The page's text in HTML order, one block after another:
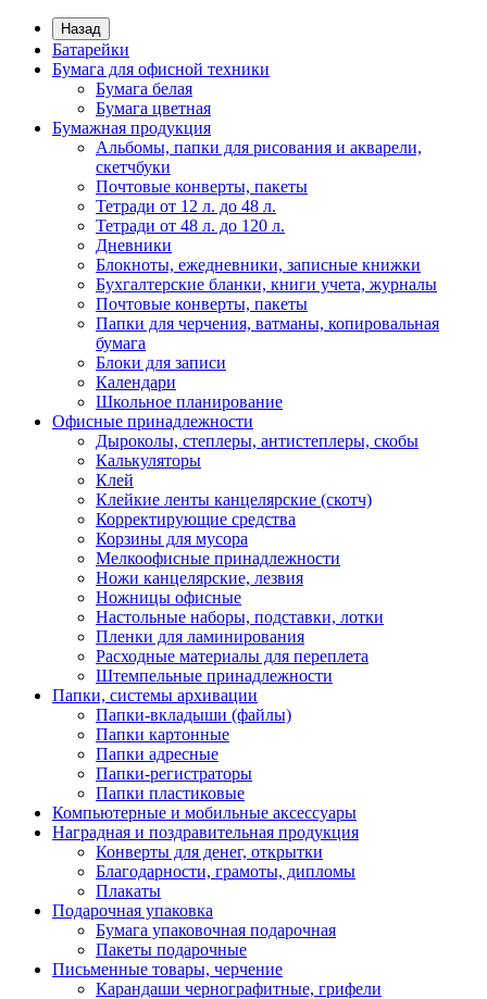
Назад
Батарейки
Бумага для офисной техники
Бумага белая
Бумага цветная
Бумажная продукция
Альбомы, папки для рисования и акварели,
скетчбуки
Почтовые конверты, пакеты
Тетради от 12 л. до 48 л.
Тетради от 48 л. до 120 л.
Дневники
Блокноты, ежедневники, записные книжки
Бухгалтерские бланки, книги учета, журналы
Почтовые конверты, пакеты
Папки для черчения, ватманы, копировальная
бумага
Блоки для записи
Календари
Школьное планирование
Офисные принадлежности
Дыроколы, степлеры, антистеплеры, скобы
Калькуляторы
Клей
Клейкие ленты канцелярские (скотч)
Корректирующие средства
Корзины для мусора
Мелкоофисные принадлежности
Ножи канцелярские, лезвия
Ножницы офисные
Настольные наборы, подставки, лотки
Пленки для ламинирования
Расходные материалы для переплета
Штемпельные принадлежности
Папки, системы архивации
Папки-вкладыши (файлы)
Папки картонные
Папки адресные
Папки-регистраторы
Папки пластиковые
Компьютерные и мобильные аксессуары
Наградная и поздравительная продукция
Конверты для денег, открытки
Благодарности, грамоты, дипломы
Плакаты
Подарочная упаковка
Бумага упаковочная подарочная
Пакеты подарочные
Письменные товары, черчение
Карандаши чернографитные, грифели